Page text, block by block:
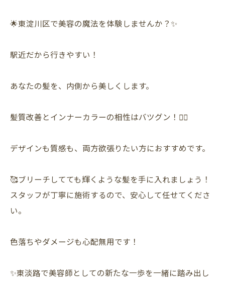
🌟東淀川区で美容の魔法を体験しませんか？✨
駅近だから行きやすい！
あなたの髪を、内側から美しくします。
髪質改善とインナーカラーの相性はバツグン！💇‍♀️
デザインも質感も、両方欲張りたい方におすすめです。
🥰ブリーチしてても輝くような髪を手に入れましょう！
スタッフが丁寧に施術するので、安心して任せてくださ
い。
色落ちやダメージも心配無用です！
✨東淡路で美容師としての新たな一歩を一緒に踏み出し